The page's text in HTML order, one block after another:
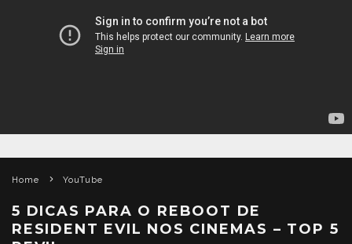
Home YouTube
5 DICAS PARA O REBOOT DE
RESIDENT EVIL NOS CINEMAS – TOP 5